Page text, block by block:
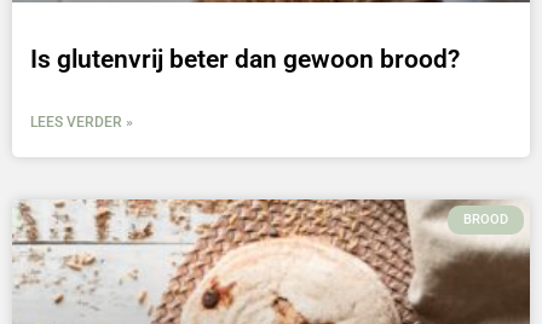
Is glutenvrij beter dan gewoon brood?
LEES VERDER »
BROOD